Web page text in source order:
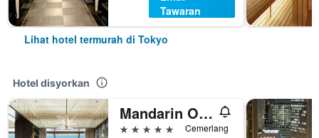
Tawaran
Lihat hotel termurah di Tokyo
Hotel disyorkan
Mandarin Oriental, Tokyo
5 bintang
Cemerlang